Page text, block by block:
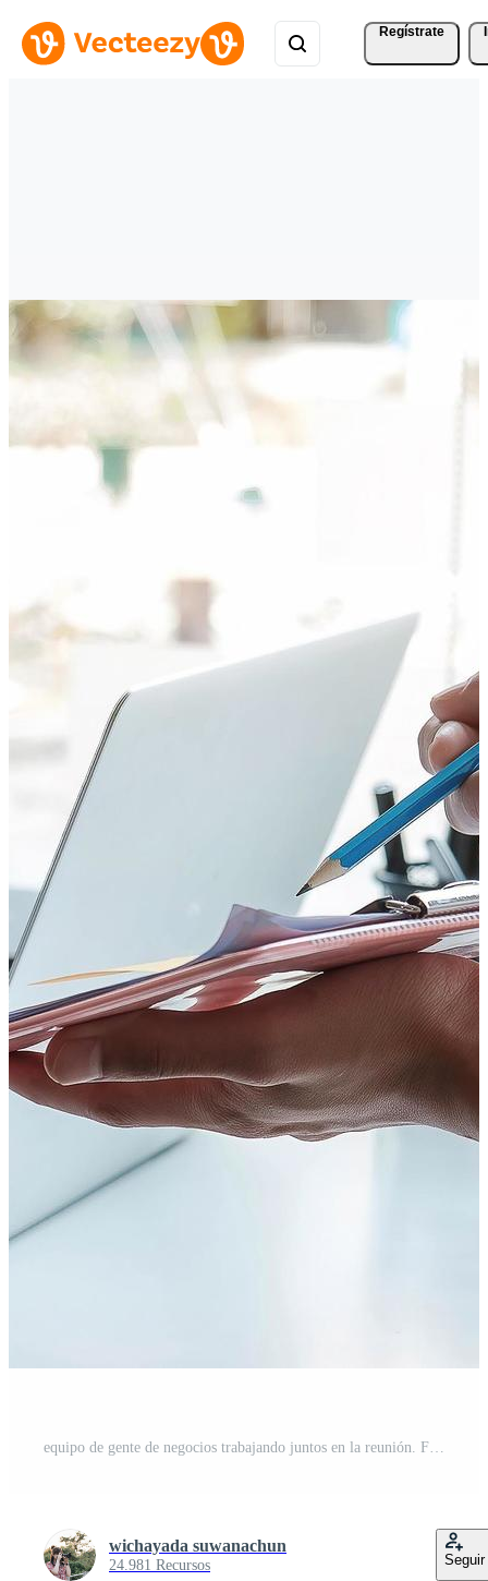
Regístrate
equipo de gente de negocios trabajando juntos en la reunión. Foto Gratis
wichayada suwanachun
24.981 Recursos Seguir